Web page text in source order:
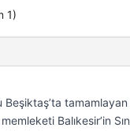
1)
Beşiktaş’ta
Balıkesir’in